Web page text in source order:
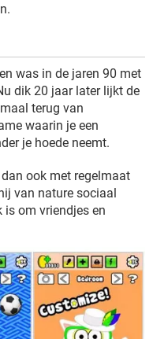
was in de jaren 90 met
dik 20 jaar later lijkt de
terug van
waarin je een
je hoede neemt.
ook met regelmaat
van nature sociaal
is om vriendjes en